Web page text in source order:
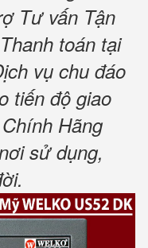
Tư vấn Tận
Thanh toán tại
vụ chu đáo
tiến độ giao
Chính Hãng
sử dụng,
.